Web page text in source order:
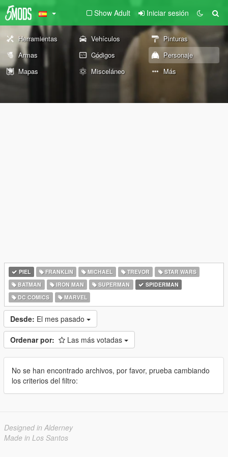
Show Adult Iniciar sesión
Herramientas Vehículos
Pinturas
Armas
Códigos
Personaje
Mapas
Misceláneo Más
PIEL FRANKLIN MICHAEL TREVOR
STAR WARS
BATMAN
IRON MAN SUPERMAN
SPIDERMAN
DC COMICS
MARVEL
Desde: El mes pasado
Ordenar por: Las más votadas
No se han encontrado archivos, por favor, prueba cambiando
los criterios del filtro:
Designed in Alderney
Made in Los Santos